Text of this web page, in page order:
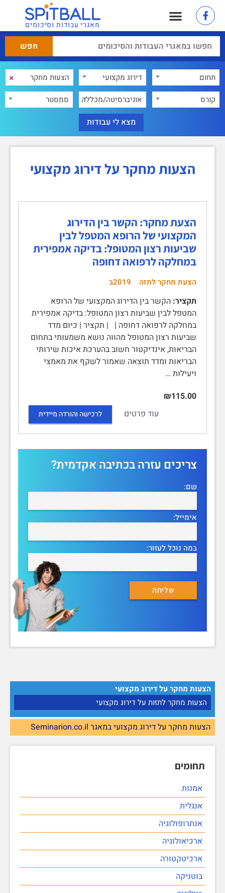
מאגרי עבודות וסיכומים
תחום דירוג מקצועי ×
קורס אוניברסיטה/מכללה סמסטר
הצעות מחקר על דירוג מקצועי
הצעות מחקר לתזות על דירוג מקצועי
הצעות מחקר על דירוג מקצועי במאגר Seminarion.co.il
תחומים
אמנות
אנגלית
אנתרופולוגיה
ארכיאולוגיה
ארכיטקטורה
בוטניקה
הצעות מחקר על דירוג מקצועי
הצעת מחקר: הקשר בין הדירוג
המקצועי של הרופא המטפל לבין
שביעות רצון המטופל: בדיקה אמפירית
במחלקה לרפואה דחופה
הצעת מחקר לתזה 2019ב
תקציר: הקשר בין הדירוג המקצועי של הרופא
המטפל לבין שביעות רצון המטופל: בדיקה אמפירית
במחלקה לרפואה דחופה | | תקציר | כיום מדד
שביעות רצון המטופל מהווה נושא משמעותי בתחום
הבריאות, אינדיקטור חשוב בהערכת איכות שירותי
הבריאות ומדד תוצאה שאמור לשקף את מאמצי
ויעילות …
₪115.00
עוד פרטים
לרכישה והורדה מיידית
צריכים עזרה בכתיבה אקדמית?
שם:
אימייל:
במה נוכל לעזור: